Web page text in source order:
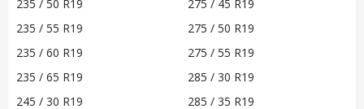
235 / 50 R19
235 / 55 R19
235 / 60 R19
235 / 65 R19
245 / 30 R19
275 / 45 R19
275 / 50 R19
275 / 55 R19
285 / 30 R19
285 / 35 R19